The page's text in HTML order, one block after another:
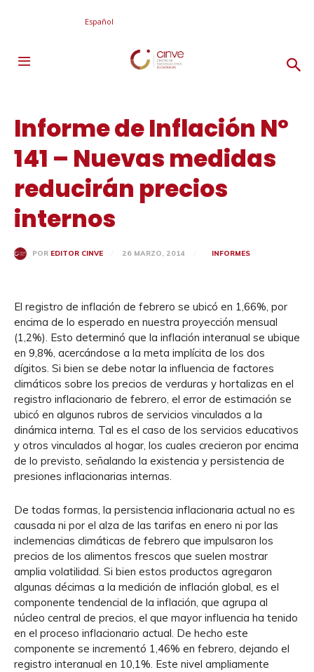
Español
Informe de Inflación Nº
141 – Nuevas medidas
reducirán precios
internos
POR EDITOR CINVE 26 MARZO, 2014 INFORMES
El registro de inflación de febrero se ubicó en 1,66%, por
encima de lo esperado en nuestra proyección mensual
(1,2%). Esto determinó que la inflación interanual se ubique
en 9,8%, acercándose a la meta implícita de los dos
dígitos. Si bien se debe notar la influencia de factores
climáticos sobre los precios de verduras y hortalizas en el
registro inflacionario de febrero, el error de estimación se
ubicó en algunos rubros de servicios vinculados a la
dinámica interna. Tal es el caso de los servicios educativos
y otros vinculados al hogar, los cuales crecieron por encima
de lo previsto, señalando la existencia y persistencia de
presiones inflacionarias internas.
De todas formas, la persistencia inflacionaria actual no es
causada ni por el alza de las tarifas en enero ni por las
inclemencias climáticas de febrero que impulsaron los
precios de los alimentos frescos que suelen mostrar
amplia volatilidad. Si bien estos productos agregaron
algunas décimas a la medición de inflación global, es el
componente tendencial de la inflación, que agrupa al
núcleo central de precios, el que mayor influencia ha tenido
en el proceso inflacionario actual. De hecho este
componente se incrementó 1,46% en febrero, dejando el
registro interanual en 10,1%. Este nivel ampliamente